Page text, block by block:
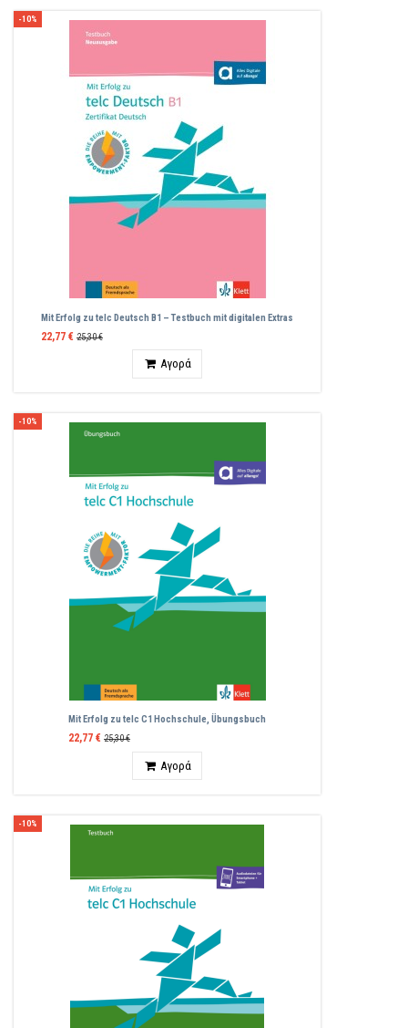
-10%
Mit Erfolg zu telc Deutsch B1 – Testbuch mit digitalen Extras
22,77 € 25,30 €
Ποσότητα
Αγορά
-10%
Mit Erfolg zu telc C1 Hochschule, Übungsbuch
22,77 € 25,30 €
Αγορά
-10%